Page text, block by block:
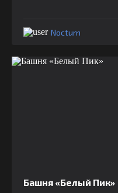
Nocturn
Башня «Белый Пик»